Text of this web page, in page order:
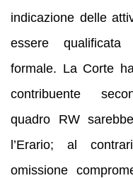
indicazione delle
essere qualificata
formale. La Corte
contribuente
quadro RW
l’Erario; al
omissione